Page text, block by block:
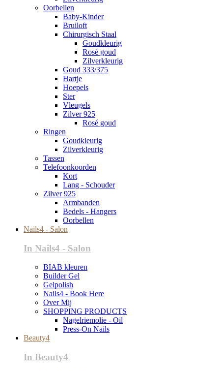
Oorbellen
Baby-Kinder
Bruiloft
Chirurgisch Staal
Goudkleurig
Rosé goud
Zilverkleurig
Goud 333/375
Hartje
Hoepels
Ster
Vleugels
Zilver 925
Rosé goud
Ringen
Goudkleurig
Zilverkleurig
Tassen
Telefoonkoorden
Kort
Lang - Schouder
Zilver 925
Armbanden
Bedels - Hangers
Oorbellen
Nails4 - Salon
In Nails4 - Salon
BIAB kleuren
Builder Gel
Gelpolish
Nails4 - Book Here
Over Mij
SHOPPING PRODUCTS
Nagelriemolie - Oil
Press-On Nails
Beauty4
In Beauty4